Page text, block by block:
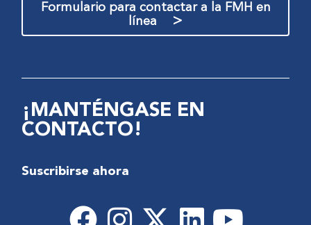
Formulario para contactar a la FMH en
línea
>
¡MANTÉNGASE EN
CONTACTO!
Suscribirse ahora